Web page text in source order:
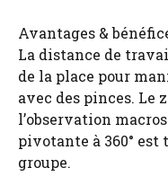
Avantages &
La distance de
de la place pour
avec des pinces. Le
l’observation
pivotante à 360°
groupe.